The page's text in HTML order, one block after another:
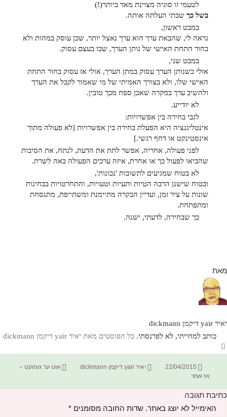
לטעמי זו סוגיה מצוינת מאד ביותר(!)
בשל כך שבתי העלתה אותה.
במבט ראשון,
נראה לי, שהבאת ערך הוא ערך נאצל יותר, שכן עוסק במהות ולא
בחור התחת האישי של נותן הערך, שבו בעצם עסוק.
במבט שני,
אולי כשנותן הערך עסוק במתן הערך, אולי אז עסוק בחור התחת
האישי שלו, ולא בצורך האמיתי של מי שאמור לקבל את הערך
ולהשיב ערך במקרה שאכן ספח מכך טובין.
לא יודייע.
לגבי בחירה בין אפשרויות:
אינטליגנציה היא הפעלת בחירה בין אפשרויות [לא פעולה מתוך
אינסטינקט או דחף רגשי.]
לפני פעולה, אחריה, אפשר לתת את הדעת, לנתח, את הסיבות
שהביאו לפעול כך או אחרת, איזה ערכים הפעולה באה לשרת.
לא בטוח שמגיעים לתשובות 'נכונות',
ובטוח שישנן הרבה הטיות ותעיות וטעויות, והתחרטויות בבחינות
שונות על ציר זמן, ועדיין הבקרה מתיימנת ומשתייפת, מתנסחת
ומתפתחת.
כך שבחירה, לדעתי, ישנה.
מאת
יאיר yair דיקמן dickmann
כותב למחייתי, לא לפרנסתי. כל הפוסטים מאת יאיר yair דיקמן dickmann‏
פורסם
בתאריך
22/04/2015 מחבר
יאיר yair דיקמן dickmann קטגוריות
אוט ער געזוקט –
אז אמר
כתיבת תגובה
האימייל לא יוצג באתר. שדות החובה מסומנים *